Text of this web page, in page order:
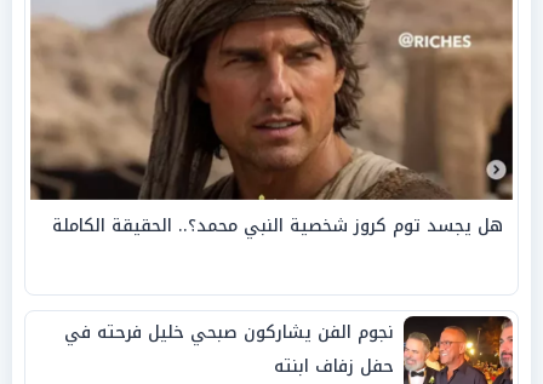
هل يجسد توم كروز شخصية النبي محمد؟.. الحقيقة الكاملة
نجوم الفن يشاركون صبحي خليل فرحته في
حفل زفاف ابنته